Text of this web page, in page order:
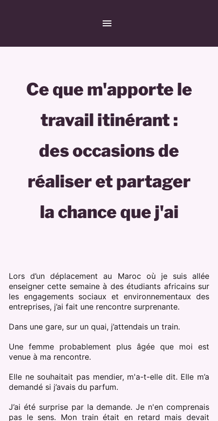
Ce que m'apporte le
travail itinérant :
des occasions de
réaliser et partager
la chance que j'ai
Lors d’un déplacement au Maroc où je suis allée
enseigner cette semaine à des étudiants africains sur
les engagements sociaux et environnementaux des
entreprises, j’ai fait une rencontre surprenante.
Dans une gare, sur un quai, j’attendais un train.
Une femme probablement plus âgée que moi est
venue à ma rencontre.
Elle ne souhaitait pas mendier, m'a-t-elle dit. Elle m’a
demandé si j’avais du parfum.
J’ai été surprise par la demande. Je n'en comprenais
pas le sens. Mon train était en retard mais devait